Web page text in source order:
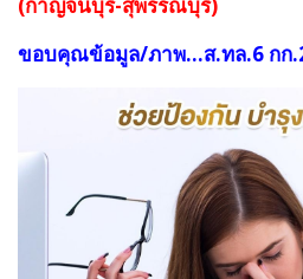
ขอบคุณข้อมูล/ภาพ...ส.ทล.6 กก